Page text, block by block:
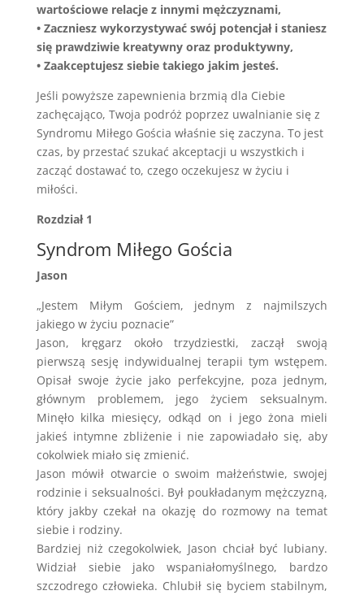
wartościowe relacje z innymi mężczyznami,
• Zaczniesz wykorzystywać swój potencjał i staniesz
się prawdziwie kreatywny oraz produktywny,
• Zaakceptujesz siebie takiego jakim jesteś.
Jeśli powyższe zapewnienia brzmią dla Ciebie
zachęcająco, Twoja podróż poprzez uwalnianie się z
Syndromu Miłego Gościa właśnie się zaczyna. To jest
czas, by przestać szukać akceptacji u wszystkich i
zacząć dostawać to, czego oczekujesz w życiu i
miłości.
Rozdział 1
Syndrom Miłego Gościa
Jason
„Jestem Miłym Gościem, jednym z najmilszych
jakiego w życiu poznacie”
Jason, kręgarz około trzydziestki, zaczął swoją
pierwszą sesję indywidualnej terapii tym wstępem.
Opisał swoje życie jako perfekcyjne, poza jednym,
głównym problemem, jego życiem seksualnym.
Minęło kilka miesięcy, odkąd on i jego żona mieli
jakieś intymne zbliżenie i nie zapowiadało się, aby
cokolwiek miało się zmienić.
Jason mówił otwarcie o swoim małżeństwie, swojej
rodzinie i seksualności. Był poukładanym mężczyzną,
który jakby czekał na okazję do rozmowy na temat
siebie i rodziny.
Bardziej niż czegokolwiek, Jason chciał być lubiany.
Widział siebie jako wspaniałomyślnego, bardzo
szczodrego człowieka. Chlubił się byciem stabilnym,